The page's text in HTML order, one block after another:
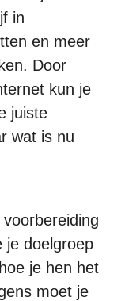
in
en meer
Door
kun je
juiste
wat is nu
je doelgroep
je hen het
moet je